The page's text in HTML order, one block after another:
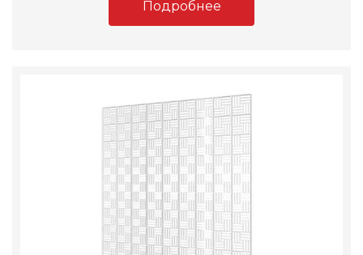
Подробнее